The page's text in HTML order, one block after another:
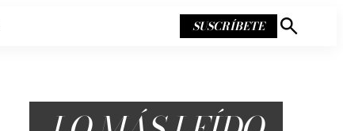
SUSCRÍBETE
Mostrar